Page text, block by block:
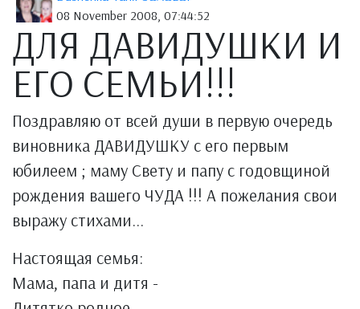
08 November 2008, 07:44:52
ДЛЯ ДАВИДУШКИ И
ЕГО СЕМЬИ!!!
Поздравляю от всей души в первую очередь
виновника ДАВИДУШКУ с его первым
юбилеем ; маму Свету и папу с годовщиной
рождения вашего ЧУДА !!! А пожелания свои
выражу стихами...
Настоящая семья:
Мама, папа и дитя -